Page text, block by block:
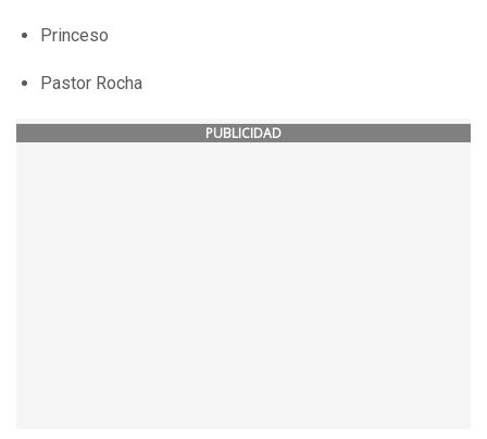
Princeso
Pastor Rocha
PUBLICIDAD